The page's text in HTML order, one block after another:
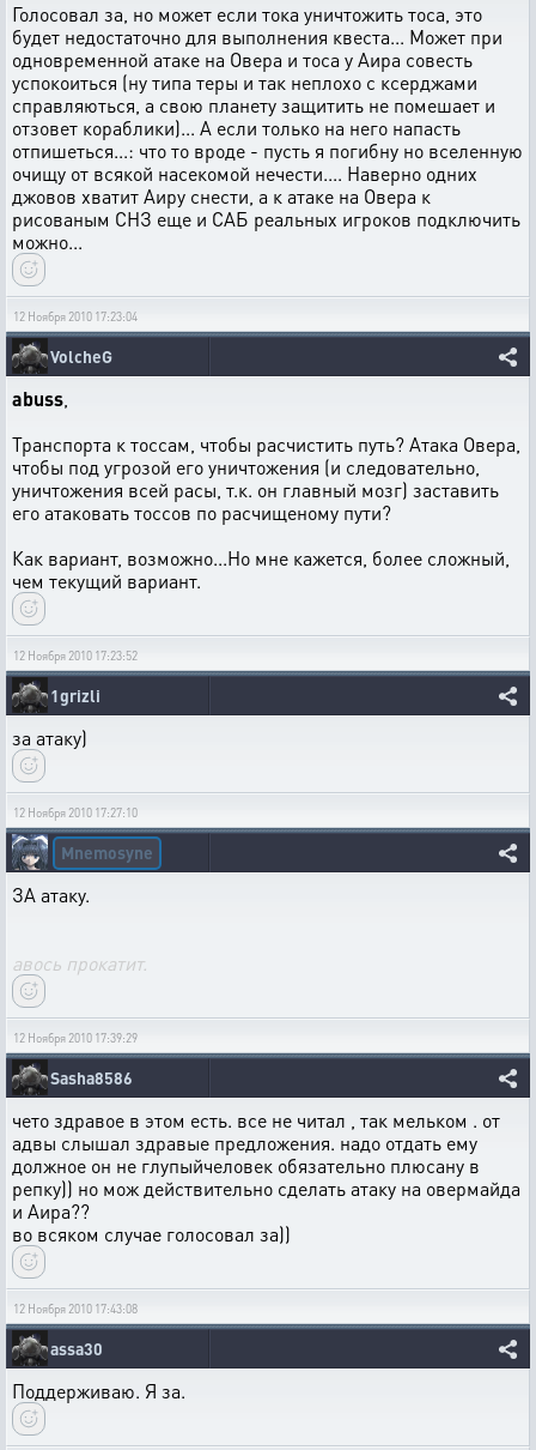
Голосовал за, но может если тока уничтожить тоса, это
будет недостаточно для выполнения квеста... Может при
одновременной атаке на Овера и тоса у Аира совесть
успокоиться (ну типа теры и так неплохо с ксерджами
справляються, а свою планету защитить не помешает и
отзовет кораблики)... А если только на него напасть
отпишеться...: что то вроде - пусть я погибну но вселенную
очищу от всякой насекомой нечести.... Наверно одних
джовов хватит Аиру снести, а к атаке на Овера к
рисованым СНЗ еще и САБ реальных игроков подключить
можно...
12 Ноября 2010 17:23:04
VolcheG
abuss
Транспорта к тоссам, чтобы расчистить путь? Атака Овера,
чтобы под угрозой его уничтожения (и следовательно,
уничтожения всей расы, т.к. он главный мозг) заставить
его атаковать тоссов по расчищеному пути?
Как вариант, возможно...Но мне кажется, более сложный,
чем текущий вариант.
12 Ноября 2010 17:23:52
1grizli
за атаку)
12 Ноября 2010 17:27:10
Mnemosyne
ЗА атаку.
авось прокатит.
12 Ноября 2010 17:39:29
Sasha8586
чето здравое в этом есть. все не читал , так мельком . от
адвы слышал здравые предложения. надо отдать ему
должное он не глупыйчеловек обязательно плюсану в
репку)) но мож действительно сделать атаку на овермайда
и Аира??
во всяком случае голосовал за))
12 Ноября 2010 17:43:08
assa30
Поддерживаю. Я за.